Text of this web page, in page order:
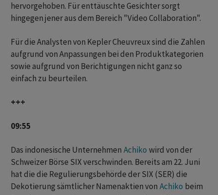
hervorgehoben. Für enttäuschte Gesichter sorgt
hingegen jener aus dem Bereich "Video Collaboration".
Für die Analysten von Kepler Cheuvreux sind die Zahlen
aufgrund von Anpassungen bei den Produktkategorien
sowie aufgrund von Berichtigungen nicht ganz so
einfach zu beurteilen.
+++
09:55
Das indonesische Unternehmen Achiko wird von der
Schweizer Börse SIX verschwinden. Bereits am 22. Juni
hat die die Regulierungsbehörde der SIX (SER) die
Dekotierung sämtlicher Namenaktien von Achiko beim